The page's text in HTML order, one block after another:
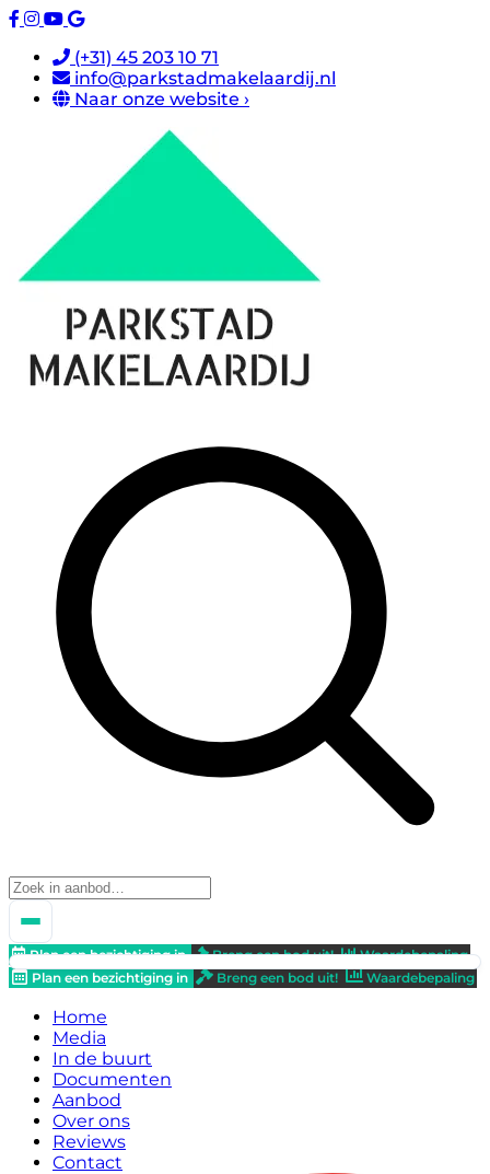
(+31) 45 203 10 71
info@parkstadmakelaardij.nl
Naar onze website ›
Plan een bezichtiging in Breng een bod uit!
Waardebepaling
Plan een bezichtiging in
Breng een bod uit! Waardebepaling
Home
Media
In de buurt
Documenten
Aanbod
Over ons
Reviews
Contact